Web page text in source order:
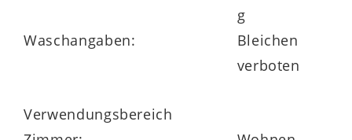
g
Waschangaben:
Bleichen
verboten
Verwendungsbereich